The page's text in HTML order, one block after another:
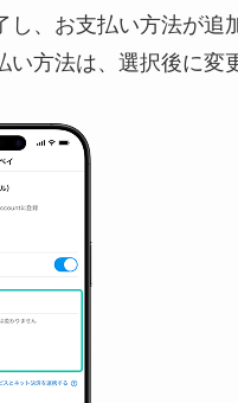
し、お支払い方法が追
方法は、選択後に変